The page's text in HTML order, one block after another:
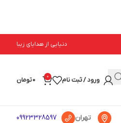
دنیایی از هدایای زیبا
ورود / ثبت نام 0
0تومان
تهران 09923328597